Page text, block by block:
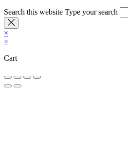
Search this website Type your search
×
×
Cart